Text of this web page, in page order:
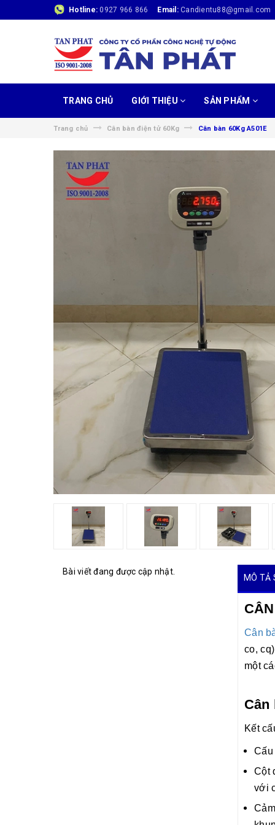
Hotline:0927 966 866 Email: Candientu88@gmail.com
TRANG CHỦ GIỚI THIỆU SẢN PHẨM
Trang chủ Cân bàn điện tử 60Kg Cân bàn 60Kg A501E
MÔ TẢ
Cân
co,
một
Cân
Kết
Cấu
Cột
với
Bài viết đang được cập nhật.